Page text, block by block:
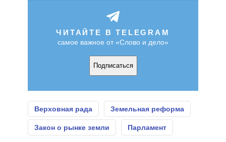
ЧИТАЙТЕ В TELEGRAM
самое важное от «Слово и дело»
Подписаться
Верховная рада Земельная реформа
Закон о рынке земли Парламент